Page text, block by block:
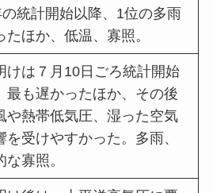
統計開始以降、1位の多⾬
たほか、低温、寡照。
けは７⽉10⽇ごろ統計開始
最も遅かったほか、その後
や熱帯低気圧、湿った空気
を受けやすかった。多⾬、
な寡照。